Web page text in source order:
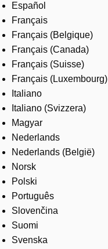
Español
Français
Français (Belgique)
Français (Canada)
Français (Suisse)
Français (Luxembourg)
Italiano
Italiano (Svizzera)
Magyar
Nederlands
Nederlands (België)
Norsk
Polski
Português
Slovenčina
Suomi
Svenska